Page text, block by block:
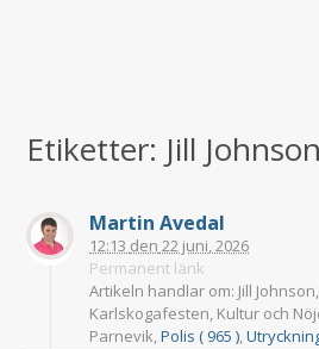
Etiketter: Jill Johnson
Martin Avedal
12:13 den 22 juni, 2026
Permanent länk
Artikeln handlar om: Jill
Karlskogafesten, Kultur och
Parnevik,Polis ( 965 ),